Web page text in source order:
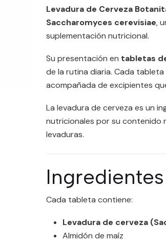
Levadura de Cerveza
Saccharomyces cerevisiae,
suplementación nutricional.
Su presentación en tabletas
de la rutina diaria. Cada
acompañada de excipientes
La levadura de cerveza es un
nutricionales por su contenido
levaduras.
Ingredientes
Cada tableta contiene:
Levadura de cerveza
Almidón de maíz